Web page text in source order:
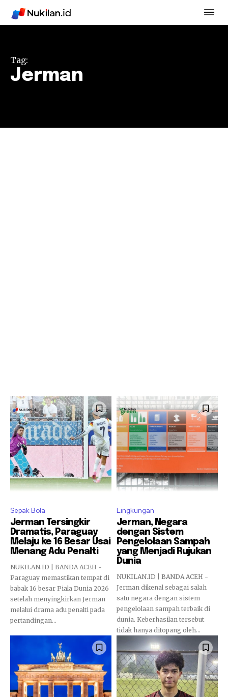
Tag:
Jerman
Sepak Bola
Jerman Tersingkir
Dramatis, Paraguay
Melaju ke 16 Besar Usai
Menang Adu Penalti
NUKILAN.ID | BANDA ACEH -
Paraguay memastikan tempat di
babak 16 besar Piala Dunia 2026
setelah menyingkirkan Jerman
melalui drama adu penalti pada
pertandingan...
Lingkungan
Jerman, Negara
dengan Sistem
Pengelolaan Sampah
yang Menjadi Rujukan
Dunia
NUKILAN.ID | BANDA ACEH -
Jerman dikenal sebagai salah
satu negara dengan sistem
pengelolaan sampah terbaik di
dunia. Keberhasilan tersebut
tidak hanya ditopang oleh...